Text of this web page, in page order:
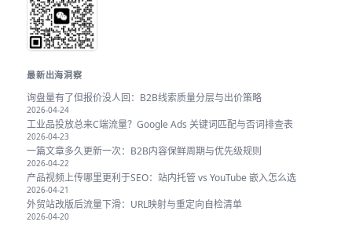
最新出海洞察
询盘量有了但报价没人回：B2B线索质量分层与出价策略
2026-04-24
工业品投放总来C端流量？Google Ads 关键词匹配与否词排查表
2026-04-23
一篇文章多久更新一次：B2B内容保鲜周期与优先级规则
2026-04-22
产品视频上传哪里更利于SEO：站内托管 vs YouTube 嵌入怎么选
2026-04-21
外贸站改版后流量下滑：URL映射与重定向自检清单
2026-04-20